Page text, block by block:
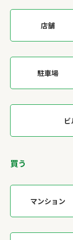
店舗
駐車場
買う
マンション